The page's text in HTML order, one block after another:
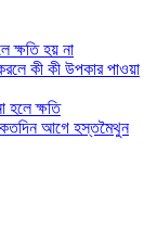
ক্ষতি হয় না
কী কী উপকার পাওয়া
হলে ক্ষতি
কতদিন আগে হস্তমৈথুন